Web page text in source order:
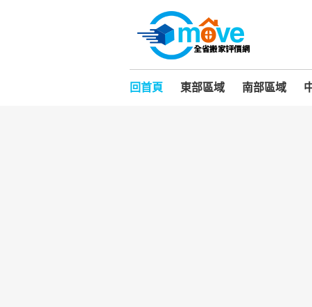
回首頁 東部區域 南部區域